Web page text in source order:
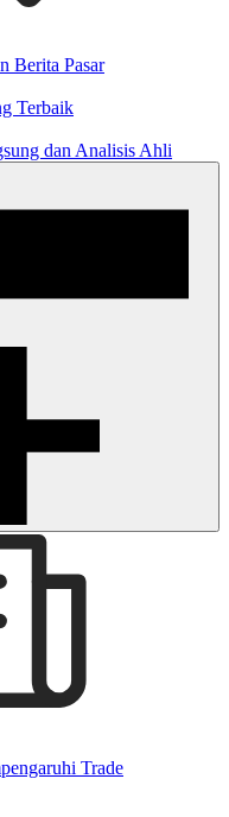
Berita Pasar
Terbaik
dan Analisis Ahli
Trade